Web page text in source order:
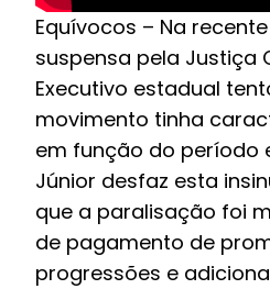
Equívocos – Na
suspensa pela Justiça
Executivo estadual
movimento tinha
em função do período
Júnior desfaz esta
que a paralisação foi
de pagamento de
progressões e